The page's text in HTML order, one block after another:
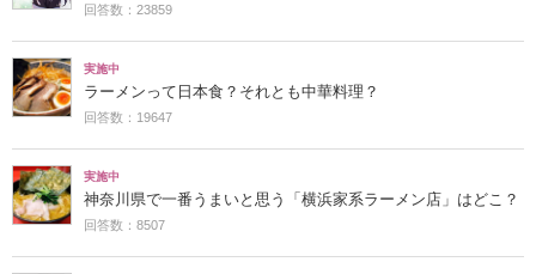
回答数：23859
実施中
ラーメンって日本食？それとも中華料理？
回答数：19647
実施中
神奈川県で一番うまいと思う「横浜家系ラーメン店」はどこ？
回答数：8507